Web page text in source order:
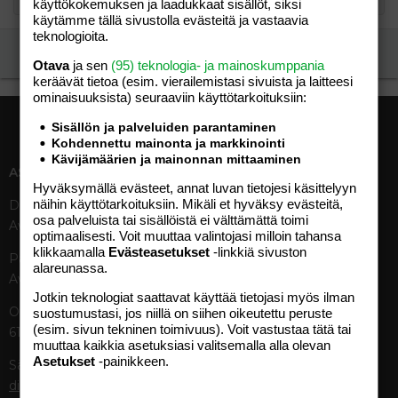
ASIAKASPALVELU
Digipalvelut (09) 156 6227
Avoinna ma–pe 8–19
Painettu lehti (09) 156 665
Avoinna ma–pe 8–19
Otavamedian vaihde (09) 156
61
Sähköposti (digi)
digi@otavamedia.fi
Tekniset tiedot, aikataulut ja
ilmoitushinnat
Tietoa verkon kävijöistä
Käyttöehdot
TUOTTEET
käyttökokemuksen ja laadukkaat sisällöt, siksi
käytämme tällä sivustolla evästeitä ja vastaavia
teknologioita.
Otavaja sen (95) teknologia- ja mainoskumppania
keräävät tietoa (esim. vierailemis­tasi sivuista ja laitteesi
ominaisuuk­sista) seuraaviin käyttötarkoituksiin:
Sisällön ja palveluiden parantaminen
Kohdennettu mainonta ja markkinointi
Kävijämäärien ja mainonnan mittaaminen
Hyväksymällä evästeet, annat luvan tietojesi käsittelyyn
näihin käyttötarkoituksiin. Mikäli et hyväksy evästeitä,
osa palveluista tai sisällöistä ei välttämättä toimi
optimaalisesti. Voit muuttaa valintojasi milloin tahansa
klikkaamalla Evästeasetukset -linkkiä sivuston
alareunassa.
Jotkin teknologiat saattavat käyttää tietojasi myös ilman
suostumustasi, jos niillä on siihen oikeutettu peruste
(esim. sivun tekninen toimivuus). Voit vastustaa tätä tai
muuttaa kaikkia asetuksiasi valitsemalla alla olevan
Asetukset -painikkeen.